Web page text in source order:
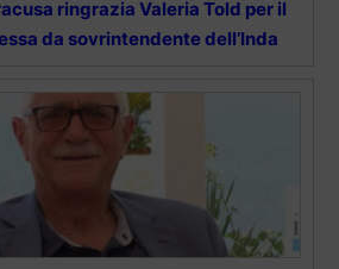
ringrazia Valeria Told per il
da sovrintendente dell’Inda